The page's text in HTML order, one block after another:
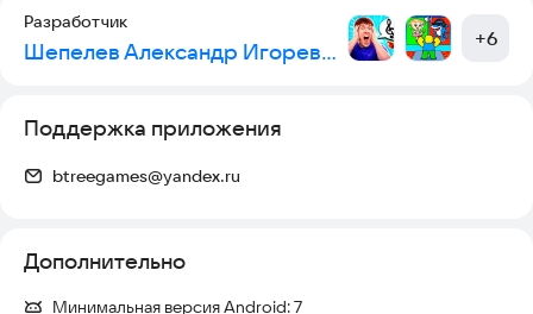
Разработчик
Шепелев Александр Игоревич +6
Поддержка приложения
btreegames@yandex.ru
Дополнительно
Минимальная версия Android:7